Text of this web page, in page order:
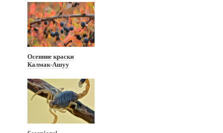
Осенние краски
Калмак-Ашуу